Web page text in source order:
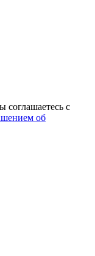
соглашаетесь с
об